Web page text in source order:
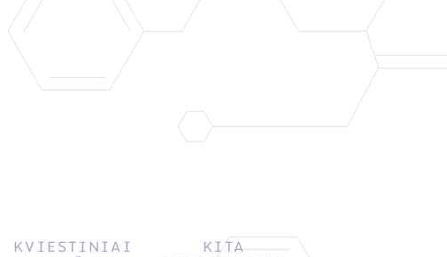
KVIESTINIAI KITA